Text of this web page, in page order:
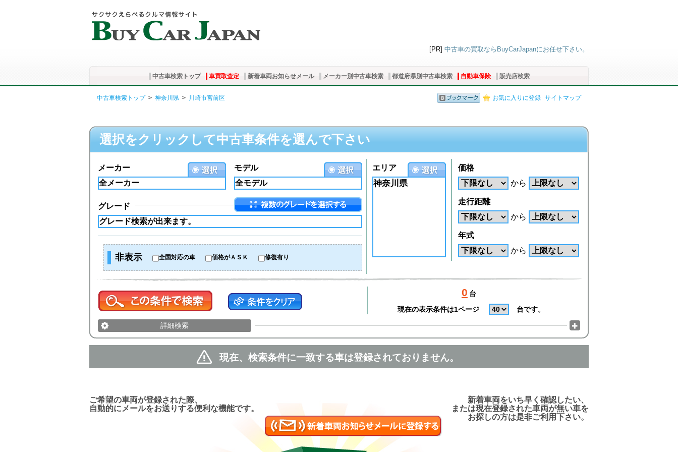
[PR] 中古車の買取ならBuyCarJapanにお任せ下さい。
中古車検索トップ 車買取査定 新着車両お知らせメール メーカー別中古車検索 都道府県別中古車検索 自動車保険 販売店検索
お気に入りに登録 サイトマップ
中古車検索トップ> 神奈川県 > 川崎市宮前区
選択をクリックして中古車条件を選んで下さい
モデル
メーカー
グレード
非表示 全国対応の車 価格がＡＳＫ 修復有り
エリア
神奈川県
価格
から
走行距離
から
年式
から
0 台
現在の表示条件は1ページ
台です。
詳細検索
現在、検索条件に一致する車は登録されておりません。
新着車両をいち早く確認したい、
または現在登録された車両が無い車を
お探しの方は是非ご利用下さい。
ご希望の車両が登録された際、
自動的にメールをお送りする便利な機能です。